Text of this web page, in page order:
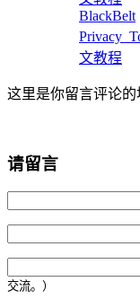
BlackBelt
文教程
这里是你留言评论的
请留言
交流。）